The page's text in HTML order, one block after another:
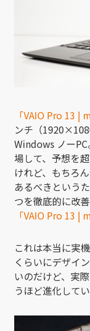
「VAIO Pro 13 |
ンチ（
Windows ノーPC
場して、予想を
けれど、もちろ
あるべきという
つを徹底的に改
「VAIO Pro 13 |
これは本当に実
くらいにデザイ
いのだけど、実
うほど進化して